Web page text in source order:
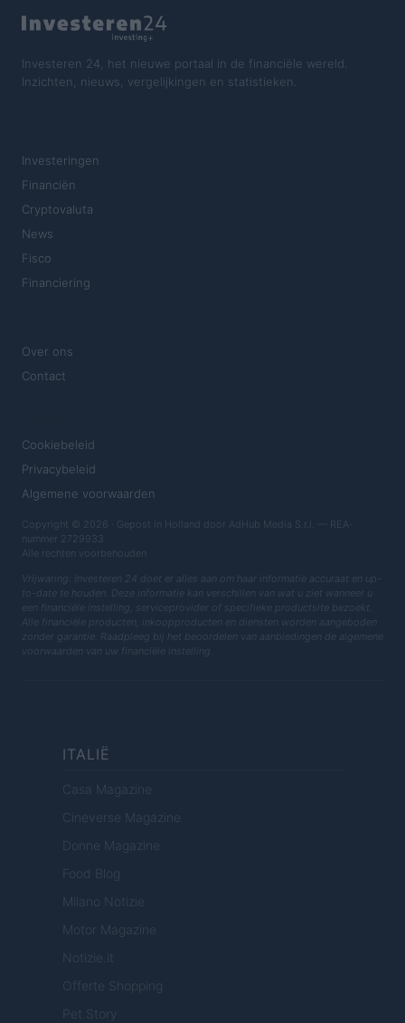
Investeren 24, het nieuwe portaal in de financiële wereld.
Inzichten, nieuws, vergelijkingen en statistieken.
Investeringen
Financiën
Cryptovaluta
News
Fisco
Financiering
Over ons
Contact
Cookiebeleid
Privacybeleid
Algemene voorwaarden
Copyright © 2026 · Gepost in Holland door AdHub Media S.r.l. — REA-
nummer 2729933
Alle rechten voorbehouden
Vrijwaring: Investeren 24 doet er alles aan om haar informatie accuraat en up-
to-date te houden. Deze informatie kan verschillen van wat u ziet wanneer u
een financiële instelling, serviceprovider of specifieke productsite bezoekt.
Alle financiële producten, inkoopproducten en diensten worden aangeboden
zonder garantie. Raadpleeg bij het beoordelen van aanbiedingen de algemene
voorwaarden van uw financiële instelling.
ITALIË
Casa Magazine
Cineverse Magazine
Donne Magazine
Food Blog
Milano Notizie
Motor Magazine
Notizie.it
Offerte Shopping
Pet Story